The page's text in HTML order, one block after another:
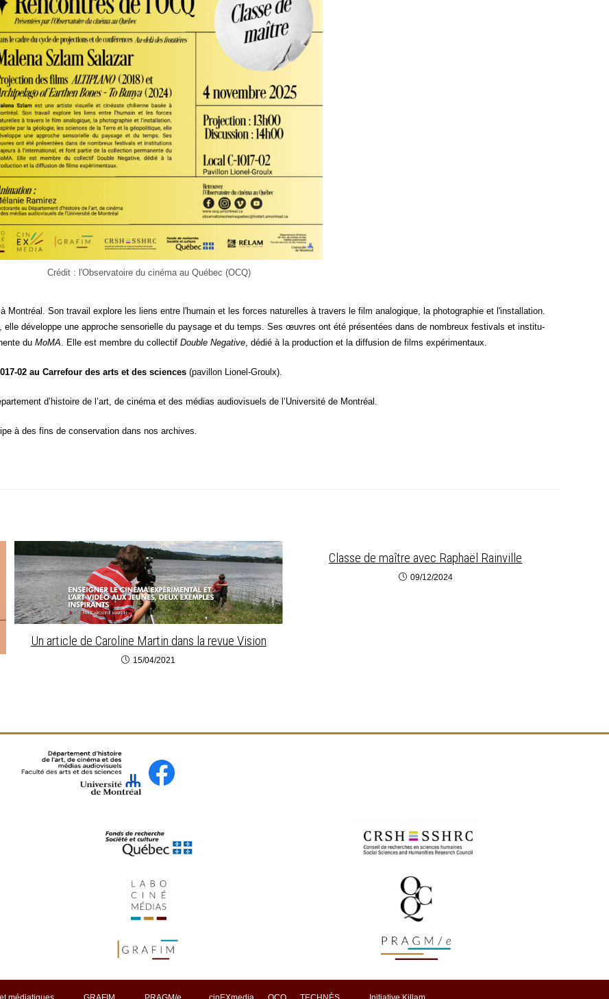
Cré­dit : l'Observatoire du ciné­ma au Qué­bec (OCQ)
Son tra­vail explore les liens entre l'humain et les forces natu­relles à tra­vers le film ana­lo­gique, la pho­to­gra­phie et l'installation.
elle déve­loppe une approche sen­so­rielle du pay­sage et du temps. Ses œuvres ont été pré­sen­tées dans de nom­breux fes­ti­vals et ins­ti­tu­
du MoMA . Elle est membre du col­lec­tif Double Nega­tive , dédié à la pro­duc­tion et la dif­fu­sion de films expérimentaux.
02 au Car­re­four des arts et des sciences (pavillon Lio­nel-Groulx).
d’histoire de l’art, de ciné­ma et des médias audio­vi­suels de l’Université de Montréal.
à des fins de conser­va­tion dans nos archives.
Un article de Caroline Martin dans la revue Vision
15/04/2021
Classe de maître avec Raphaël Rainville
09/12/2024